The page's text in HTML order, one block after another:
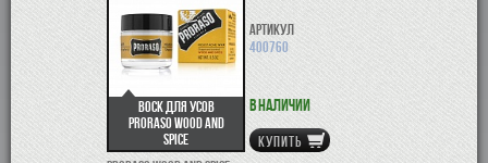
Воск для усов
Proraso Wood and
Spice
Артикул
400760
В наличии
КУПИТЬ